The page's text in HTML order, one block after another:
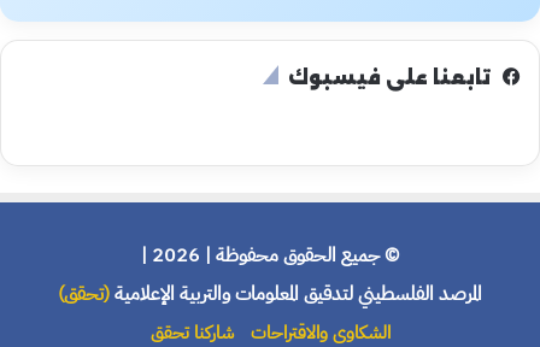
تابعنا على فيسبوك
© جميع الحقوق محفوظة | 2026 |
المرصد الفلسطيني لتدقيق المعلومات والتربية الإعلامية(تحقق)
الشكاوى والاقتراحات شاركنا تحقق